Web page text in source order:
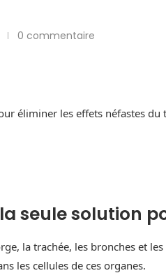
0 commentaire
éliminer les effets néfastes
seule solution
la trachée, les bronches et
les cellules de ces organes.